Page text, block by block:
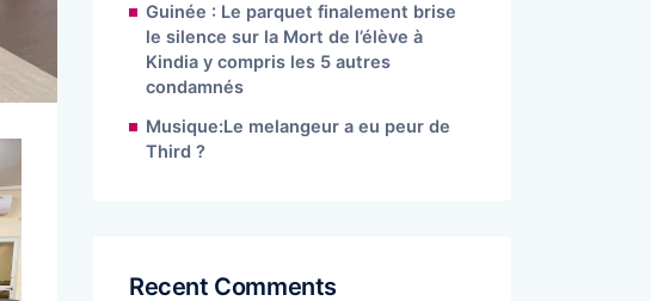
Guinée : Le parquet finalement brise
le silence sur la Mort de l’élève à
Kindia y compris les 5 autres
condamnés
Musique:Le melangeur a eu peur de
Third ?
Recent Comments